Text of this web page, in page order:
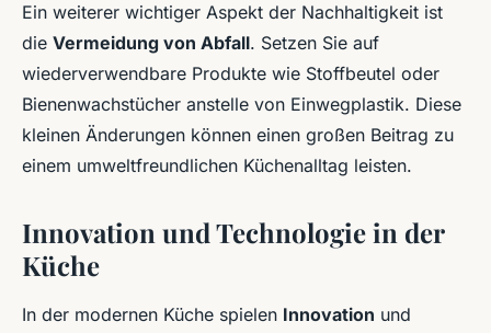
Ein weiterer wichtiger Aspekt der Nachhaltigkeit ist
die Vermeidung von Abfall. Setzen Sie auf
wiederverwendbare Produkte wie Stoffbeutel oder
Bienenwachstücher anstelle von Einwegplastik. Diese
kleinen Änderungen können einen großen Beitrag zu
einem umweltfreundlichen Küchenalltag leisten.
Innovation und Technologie in der
Küche
In der modernen Küche spielen Innovation und